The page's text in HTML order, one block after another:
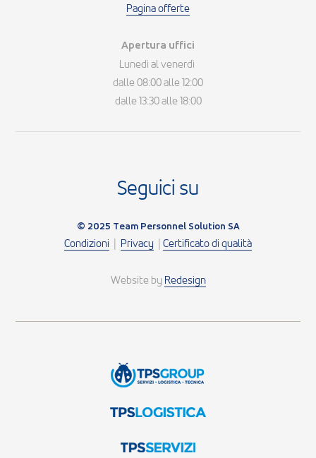
Pagina offerte
Apertura uffici
Lunedì al venerdì
dalle 08:00 alle 12:00
dalle 13:30 alle 18:00
Seguici su
© 2025 Team Personnel Solution SA
Condizioni | Privacy | Certificato di qualità
Website by Redesign